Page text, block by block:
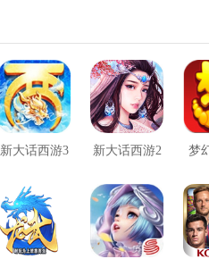
新大话西游3 新大话西游2 梦